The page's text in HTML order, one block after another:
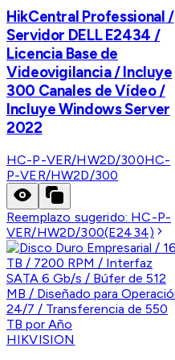
HikCentral Professional /
Servidor DELL E2434 /
Licencia Base de
Videovigilancia / Incluye
300 Canales de Vídeo /
Incluye Windows Server
2022
HC-P-VER/HW2D/300HC-
P-VER/HW2D/300
Reemplazo sugerido: HC-P-
VER/HW2D/300(E2434)
HIKVISION